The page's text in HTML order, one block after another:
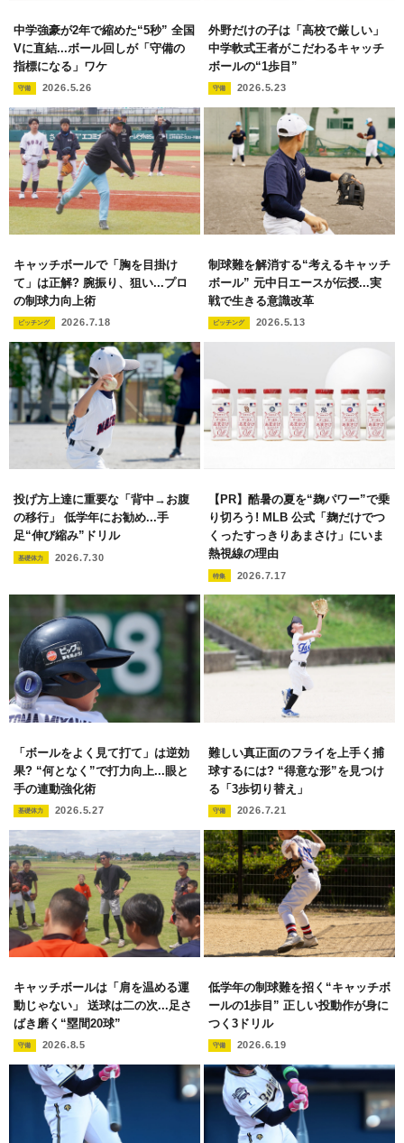
中学強豪が2年で縮めた“5秒” 全国
Vに直結...ボール回しが「守備の
指標になる」ワケ
守備 2026.5.26
外野だけの子は「高校で厳しい」
中学軟式王者がこだわるキャッチ
ボールの“1歩目”
守備 2026.5.23
キャッチボールで「胸を目掛け
て」は正解? 腕振り、狙い...プロ
の制球力向上術
ピッチング 2026.7.18
制球難を解消する“考えるキャッチ
ボール” 元中日エースが伝授...実
戦で生きる意識改革
ピッチング 2026.5.13
投げ方上達に重要な「背中→お腹
の移行」 低学年にお勧め...手
足“伸び縮み”ドリル
基礎体力 2026.7.30
【PR】酷暑の夏を“麹パワー”で乗
り切ろう! MLB 公式「麹だけでつ
くったすっきりあまさけ」にいま
熱視線の理由
特集 2026.7.17
「ボールをよく見て打て」は逆効
果? “何となく”で打力向上...眼と
手の連動強化術
基礎体力 2026.5.27
難しい真正面のフライを上手く捕
球するには? “得意な形”を見つけ
る「3歩切り替え」
守備 2026.7.21
キャッチボールは「肩を温める運
動じゃない」 送球は二の次...足さ
ばき磨く“塁間20球”
守備 2026.8.5
低学年の制球難を招く“キャッチボ
ールの1歩目” 正しい投動作が身に
つく3ドリル
守備 2026.6.19